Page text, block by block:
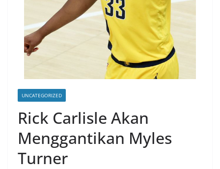
UNCATEGORIZED
Rick Carlisle Akan
Menggantikan Myles
Turner